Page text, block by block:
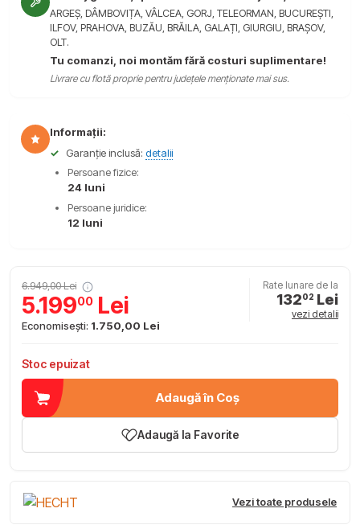
ARGEȘ, DÂMBOVIȚA, VÂLCEA, GORJ, TELEORMAN, BUCUREȘTI,
ILFOV, PRAHOVA, BUZĂU, BRĂILA, GALAȚI, GIURGIU, BRAȘOV,
OLT.
Tu comanzi, noi montăm fără costuri suplimentare!
Livrare cu flotă proprie pentru județele menționate mai sus.
Informații:
✓
Garanție inclusă: detalii
Persoane fizice:
24 luni
Persoane juridice:
12 luni
6.949,00 Lei
5.19900 Lei
Economisești: 1.750,00 Lei
Rate lunare de la
13202 Lei
vezi detalii
Stoc epuizat
Adaugă în Coș
Adaugă la Favorite
Vezi toate produsele